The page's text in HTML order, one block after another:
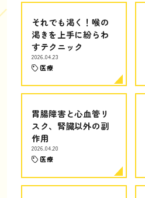
それでも渇く！喉の
渇きを上手に紛らわ
すテクニック
2026.04.23
医療
胃腸障害と心血管リ
スク、腎臓以外の副
作用
2026.04.20
医療